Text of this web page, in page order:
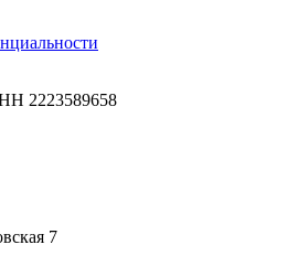
2223589658
7